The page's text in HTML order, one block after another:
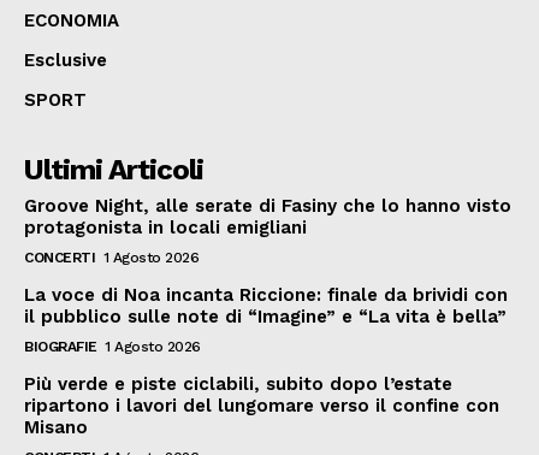
ECONOMIA
Esclusive
SPORT
Ultimi Articoli
Groove Night, alle serate di Fasiny che lo hanno visto
protagonista in locali emigliani
CONCERTI 1 Agosto 2026
La voce di Noa incanta Riccione: finale da brividi con
il pubblico sulle note di “Imagine” e “La vita è bella”
BIOGRAFIE 1 Agosto 2026
Più verde e piste ciclabili, subito dopo l’estate
ripartono i lavori del lungomare verso il confine con
Misano